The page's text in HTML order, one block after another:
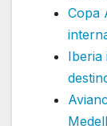
Copa
Iberia